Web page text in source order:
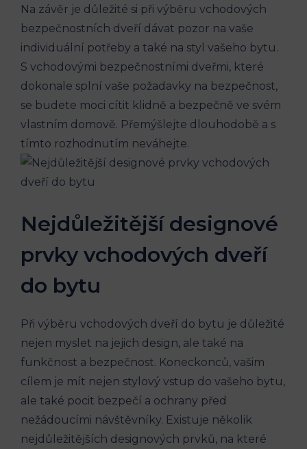
Na závěr je důležité si při výběru vchodových
bezpečnostních dveří dávat pozor na vaše
individuální potřeby a také na styl vašeho bytu.
S vchodovými bezpečnostními dveřmi, které
dokonale splní vaše požadavky na bezpečnost,
se budete moci cítit klidně a bezpečně ve svém
vlastním domově. Přemýšlejte dlouhodobě a s
tímto rozhodnutím neváhejte.
Nejdůležitější designové
prvky vchodových dveří
do bytu
Při výběru vchodových dveří do bytu je důležité
nejen myslet na jejich design, ale také na
funkčnost a bezpečnost. Koneckonců, vašim
cílem je mít nejen stylový vstup do vašeho bytu,
ale také pocit bezpečí a ochrany před
nežádoucími návštěvníky. Existuje několik
nejdůležitějších designových prvků, na které